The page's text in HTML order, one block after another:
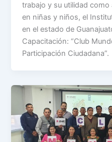
trabajo y su utilidad
en niñas y niños, el
en el estado de
Capacitación: “Club
Participación Ciudadana”.